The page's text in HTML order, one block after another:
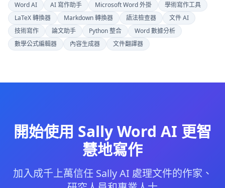
Word AI AI 寫作助手 Microsoft Word 外掛
學術寫作工具
LaTeX 轉換器
Markdown 轉換器 語法檢查器
文件 AI
技術寫作
論文助手 Python 整合
Word 數據分析
數學公式編輯器
內容生成器 文件翻譯器
開始使用 Sally Word AI 更智
慧地寫作
加入成千上萬信任 Sally AI 處理文件的作家、